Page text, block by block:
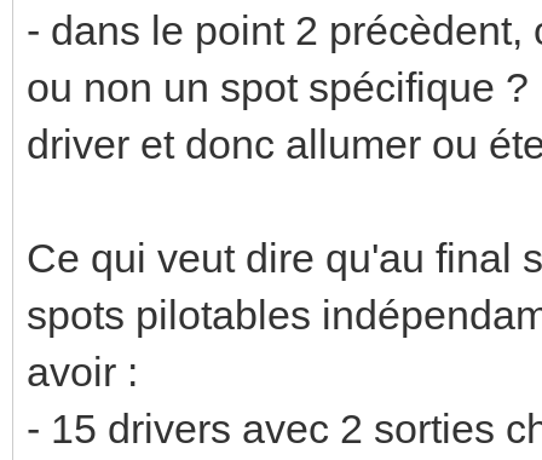
- dans le point 2
ou non un spot spécifique
driver et donc allumer ou
Ce qui veut dire qu'au final
spots pilotables
avoir :
- 15 drivers avec 2 sorties